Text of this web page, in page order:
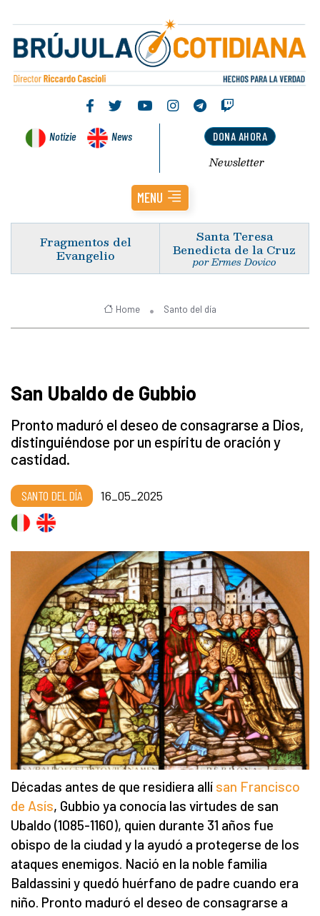
Notizie News DONA AHORA
Newsletter
MENU
Fragmentos del
Evangelio
Santa Teresa
Benedicta de la Cruz
por Ermes Dovico
Home Santo del día
San Ubaldo de Gubbio
Pronto maduró el deseo de consagrarse a Dios,
distinguiéndose por un espíritu de oración y
castidad.
SANTO DEL DÍA 16_05_2025
Décadas antes de que residiera allí san Francisco
de Asís, Gubbio ya conocía las virtudes de san
Ubaldo (1085-1160), quien durante 31 años fue
obispo de la ciudad y la ayudó a protegerse de los
ataques enemigos. Nació en la noble familia
Baldassini y quedó huérfano de padre cuando era
niño. Pronto maduró el deseo de consagrarse a